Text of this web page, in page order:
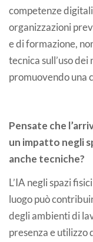
competenze
organizzazioni
e di formazione,
tecnica sull’uso
promuovendo una
Pensate che
un impatto negli
anche tecniche?
L’IA negli spazi
luogo può
degli ambienti di
presenza e utilizzo